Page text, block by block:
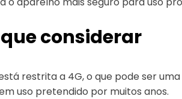
considerar
restrita a 4G, o que pode ser
uso pretendido por muitos anos.